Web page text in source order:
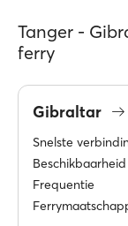
Tanger -
ferry
Gibraltar
Snelste
Beschikbaarheid
Frequentie